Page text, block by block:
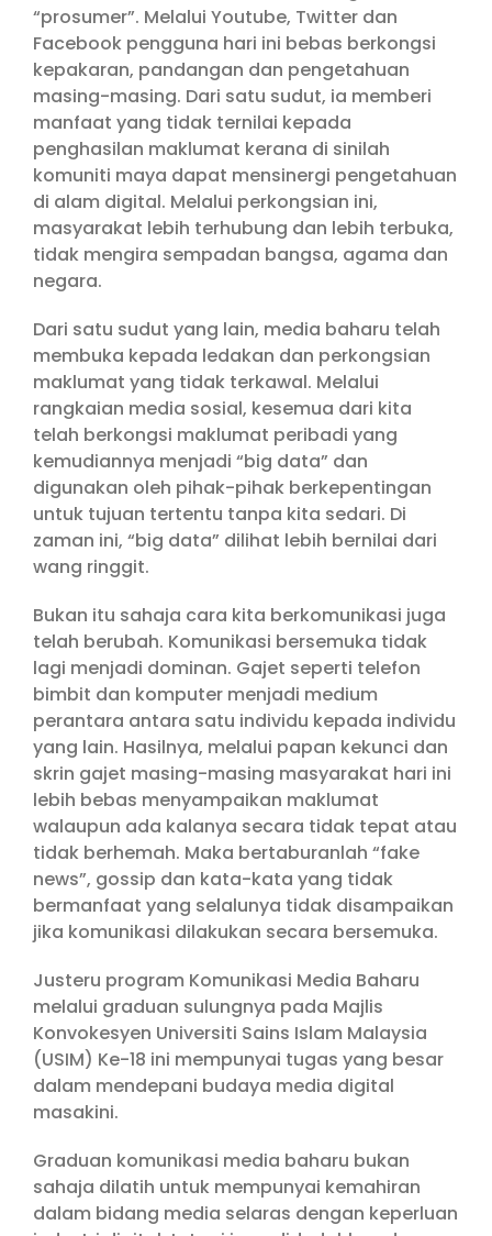
“prosumer”. Melalui Youtube, Twitter dan
Facebook pengguna hari ini bebas berkongsi
kepakaran, pandangan dan pengetahuan
masing-masing. Dari satu sudut, ia memberi
manfaat yang tidak ternilai kepada
penghasilan maklumat kerana di sinilah
komuniti maya dapat mensinergi pengetahuan
di alam digital. Melalui perkongsian ini,
masyarakat lebih terhubung dan lebih terbuka,
tidak mengira sempadan bangsa, agama dan
negara.
Dari satu sudut yang lain, media baharu telah
membuka kepada ledakan dan perkongsian
maklumat yang tidak terkawal. Melalui
rangkaian media sosial, kesemua dari kita
telah berkongsi maklumat peribadi yang
kemudiannya menjadi “big data” dan
digunakan oleh pihak-pihak berkepentingan
untuk tujuan tertentu tanpa kita sedari. Di
zaman ini, “big data” dilihat lebih bernilai dari
wang ringgit.
Bukan itu sahaja cara kita berkomunikasi juga
telah berubah. Komunikasi bersemuka tidak
lagi menjadi dominan. Gajet seperti telefon
bimbit dan komputer menjadi medium
perantara antara satu individu kepada individu
yang lain. Hasilnya, melalui papan kekunci dan
skrin gajet masing-masing masyarakat hari ini
lebih bebas menyampaikan maklumat
walaupun ada kalanya secara tidak tepat atau
tidak berhemah. Maka bertaburanlah “fake
news”, gossip dan kata-kata yang tidak
bermanfaat yang selalunya tidak disampaikan
jika komunikasi dilakukan secara bersemuka.
Justeru program Komunikasi Media Baharu
melalui graduan sulungnya pada Majlis
Konvokesyen Universiti Sains Islam Malaysia
(USIM) Ke-18 ini mempunyai tugas yang besar
dalam mendepani budaya media digital
masakini.
Graduan komunikasi media baharu bukan
sahaja dilatih untuk mempunyai kemahiran
dalam bidang media selaras dengan keperluan